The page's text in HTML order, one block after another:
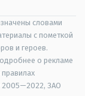
словами
с пометкой
и героев.
о рекламе
2005—2022, ЗАО